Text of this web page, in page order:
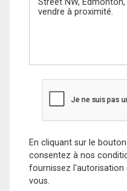
En cliquant sur le
consentez à nos
fournissez
vous.